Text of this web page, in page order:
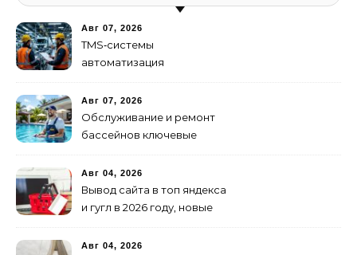
Авг 07, 2026
TMS‑системы
автоматизация
Авг 07, 2026
Обслуживание и ремонт
бассейнов ключевые
Авг 04, 2026
Вывод сайта в топ яндекса
и гугл в 2026 году, новые
Авг 04, 2026